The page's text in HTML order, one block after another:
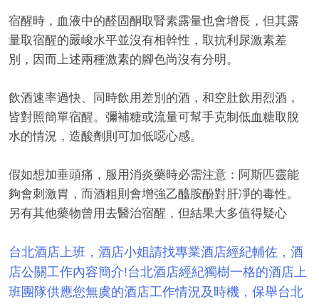
宿醒時，血液中的醛固酮取腎素露量也會增長，但其露
量取宿醒的嚴峻水平並沒有相幹性，取抗利尿激素差
別，因而上述兩種激素的腳色尚沒有分明。
飲酒速率過快、同時飲用差別的酒，和空肚飲用烈酒，
皆對照簡單宿醒。彌補糖或流量可幫手克制低血糖取脫
水的情況，造酸劑則可加低噁心感。
假如想加垂頭痛，服用消炎藥時必需注意：阿斯匹靈能
夠會刺激胃，而酒粗則會增強乙醯胺酚對肝凈的毒性。
另有其他藥物曾用去醫治宿醒，但結果大多值得疑心
台北酒店上班，酒店小姐請找專業酒店經紀輔佐，酒
店公關工作內容簡介!台北酒店經紀獨樹一格的酒店上
班團隊供應您無虞的酒店工作情況及時機，保舉台北